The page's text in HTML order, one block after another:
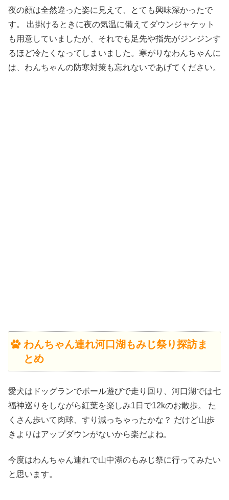
夜の顔は全然違った姿に見えて、とても興味深かったで
す。 出掛けるときに夜の気温に備えてダウンジャケット
も用意していましたが、それでも足先や指先がジンジンす
るほど冷たくなってしまいました。寒がりなわんちゃんに
は、わんちゃんの防寒対策も忘れないであげてください。
わんちゃん連れ河口湖もみじ祭り探訪ま
とめ
愛犬はドッグランでボール遊びで走り回り、河口湖では七
福神巡りをしながら紅葉を楽しみ1日で12kのお散歩。 た
くさん歩いて肉球、すり減っちゃったかな？ だけど山歩
きよりはアップダウンがないから楽だよね。
今度はわんちゃん連れで山中湖のもみじ祭に行ってみたい
と思います。